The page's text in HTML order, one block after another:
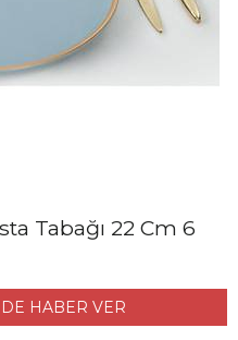
Tabağı 22 Cm 6
HABER VER